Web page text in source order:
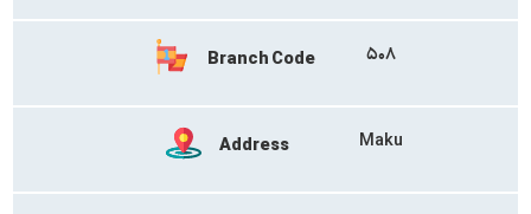
Branch Code ۵۰۸
Address Maku